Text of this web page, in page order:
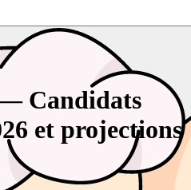
Candidats
et projections